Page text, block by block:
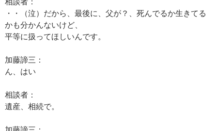
・・（泣）だから、最後に、父が？、死んでるか生きてる
かも分かんないけど、
平等に扱ってほしいんです。
加藤諦三：
ん、はい
相談者：
遺産、相続で。